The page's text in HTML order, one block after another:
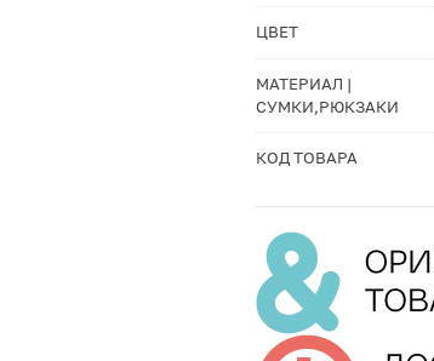
ЦВЕТ
МАТЕРИАЛ |
СУМКИ,РЮКЗАКИ
КОД ТОВАРА